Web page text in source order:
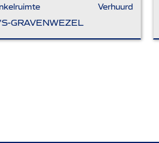
Verhuurd
'S-GRAVENWEZEL